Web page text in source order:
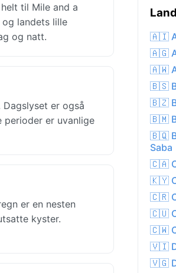
til Mile and a
landets lille
og natt.
er også
perioder er uvanlige
er en nesten
kyster.
🇦🇮
🇦🇬
🇦🇼
🇧🇸
🇧🇿
🇧🇲
🇧🇶
Saba
🇨🇦
🇰🇾
🇨🇷
🇨🇺
🇨🇼
🇻🇮
🇻🇬